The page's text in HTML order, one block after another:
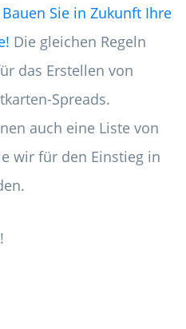
Bauen Sie in Zukunft Ihre
Die gleichen Regeln
das Erstellen von
Spreads.
auch eine Liste von
wir für den Einstieg in